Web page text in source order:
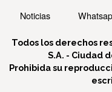
Noticias
Todos los derechos
S.A. - Ciudad
Prohibida su